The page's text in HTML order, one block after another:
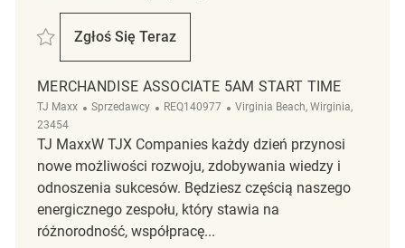
Zapisać Markdown Associate (5AM START TIME) REQ135450
Zgłoś Się Teraz
Markdown Associate (5AM START TIME)
MERCHANDISE ASSOCIATE 5AM START TIME
TJ Maxx Kategoria
Sprzedawcy ReqId
REQ140977 Lokalizacja
Virginia Beach, Wirginia,
23454
TJ MaxxW TJX Companies każdy dzień przynosi
nowe możliwości rozwoju, zdobywania wiedzy i
odnoszenia sukcesów. Będziesz częścią naszego
energicznego zespołu, który stawia na
różnorodność, współpracę...